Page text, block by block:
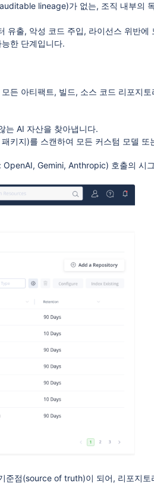
lineage)가 없는, 조직 내부의
유출, 악성 코드 주입, 라이선스 위반에
한 단계입니다.
든 아티팩트, 빌드, 소스 코드 리포지
는 AI 자산을 찾아냅니다.
키지)를 스캔하여 모든 커스텀 모델 또
Gemini, Anthropic) 호출의 시
점(source of truth)이 되어, 리포지토